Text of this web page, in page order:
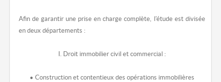
Afin de garantir une prise en charge complète, l'étude est divisée
en deux départements :
I. Droit immobilier civil et commercial :
• Construction et contentieux des opérations immobilières